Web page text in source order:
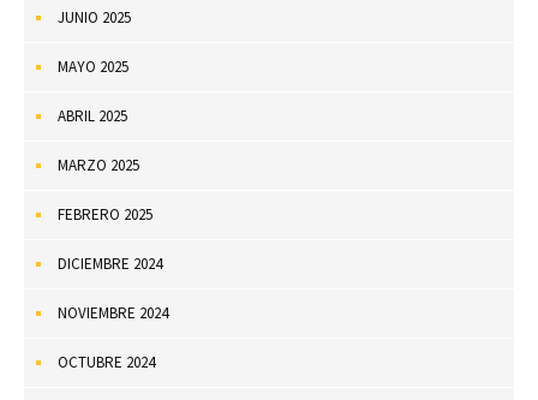
JUNIO 2025
MAYO 2025
ABRIL 2025
MARZO 2025
FEBRERO 2025
DICIEMBRE 2024
NOVIEMBRE 2024
OCTUBRE 2024